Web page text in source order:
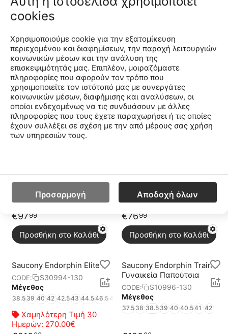
Saucony Originals Ride
CODE:
S70856-6-6
Μέγεθος
38 42.543 44 45 46
€8399
Προσθήκη στο Καλάθι
CODE:
S70812-18-18
Μέγεθος
37 38 39 40
€7999
Προσθήκη στο Καλάθι
Saucony Originals Ride
37 38 39 40 40.541
€9799
Προσθήκη στο Καλάθι
37 38 38.539 40 42 43 44 45
€7699
Προσθήκη στο Καλάθι
Saucony Endorphin Elite 2
CODE:
S30994-130
Μέγεθος
38.539 40 42 42.543 44.546.5 47
Χαμηλότερη Τιμή 30
Ημερών: 270.00€
Saucony Endorphin Trainer
Γυναικεία Παπούτσια
CODE:
S10996-130
Μέγεθος
37.5 38 38.5 39 40 40.541 42
cookies
Χρησιμοποιούμε cookie για την εξατομίκευση
περιεχομένου και διαφημίσεων, την παροχή λειτουργιών
κοινωνικών μέσων και την ανάλυση της
επισκεψιμότητάς μας. Επιπλέον, μοιραζόμαστε
πληροφορίες που αφορούν τον τρόπο που
χρησιμοποιείτε τον ιστότοπό μας με συνεργάτες
κοινωνικών μέσων, διαφήμισης και αναλύσεων, οι
οποίοι ενδεχομένως να τις συνδυάσουν με άλλες
πληροφορίες που τους έχετε παραχωρήσει ή τις οποίες
έχουν συλλέξει σε σχέση με την από μέρους σας χρήση
των υπηρεσιών τους.
Προσαρμογή Αποδοχή όλων